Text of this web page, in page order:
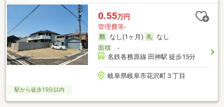
0.55万円
管理費等-
なし(1ヶ月)
なし
面積-
名鉄各務原線 田神駅 徒歩15分
岐阜県岐阜市花沢町３丁目
駅から徒歩15分以内